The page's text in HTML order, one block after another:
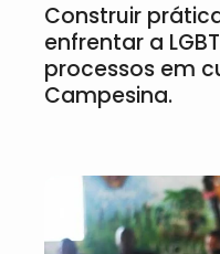
Construir
enfrentar a
processos em
Campesina.